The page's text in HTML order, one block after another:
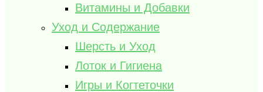
Витамины и Добавки
Уход и Содержание
Шерсть и Уход
Лоток и Гигиена
Игры и Когтеточки